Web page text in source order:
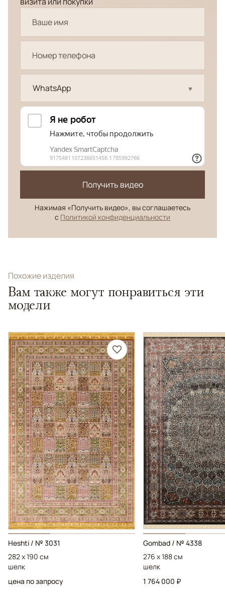
WhatsApp
Получить видео
Нажимая «Получить видео», вы соглашаетесь
с Политикой конфиденциальности
Похожие изделия
Вам также могут понравиться эти
модели
Heshti / № 3031
282 x 190 см
шелк
цена по запросу
Gombad / № 4338
276 x 188 см
шелк
1 764 000 ₽